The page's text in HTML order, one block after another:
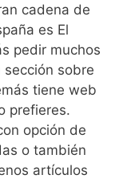
cadena de
es El
pedir muchos
sección sobre
tiene web
prefieres.
opción de
o también
artículos